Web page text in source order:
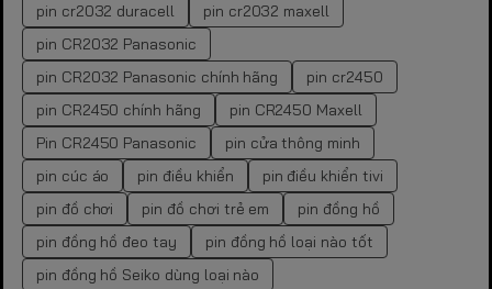
pin cr2032 duracell
pin cr2032 maxell
pin CR2032 Panasonic
pin CR2032 Panasonic chính hãng
pin cr2450
pin CR2450 chính hãng
pin CR2450 Maxell
Pin CR2450 Panasonic
pin cửa thông minh
pin cúc áo
pin điều khiển
pin điều khiển tivi
pin đồ chơi
pin đồ chơi trẻ em
pin đồng hồ
pin đồng hồ đeo tay
pin đồng hồ loại nào tốt
pin đồng hồ Seiko dùng loại nào